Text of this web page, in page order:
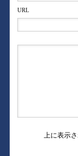
URL
上に表示